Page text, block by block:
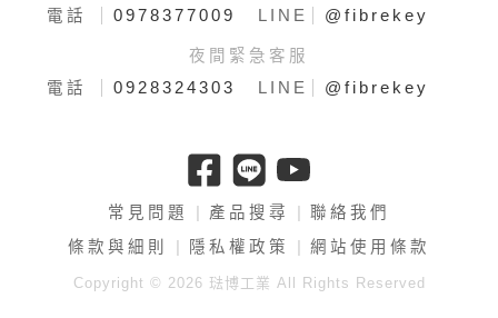
電話
0978377009 LINE @fibrekey
夜間緊急客服
電話
0928324303 LINE @fibrekey
常見問題 產品搜尋
聯絡我們
條款與細則
隱私權政策 網站使用條款
Copyright © 2026 琺博工業 All Rights Reserved